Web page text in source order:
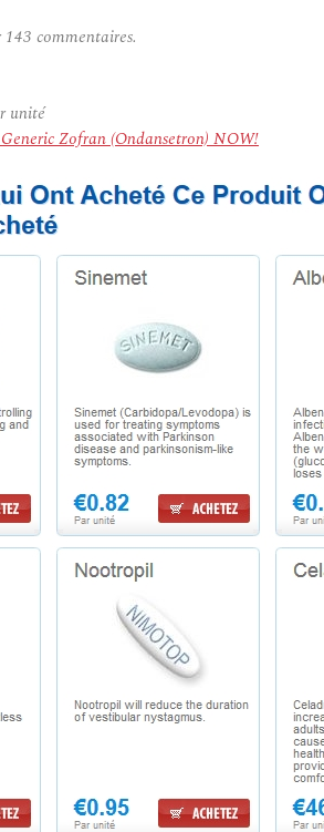
143 commentaires.
unité
Zofran (Ondansetron) NOW!